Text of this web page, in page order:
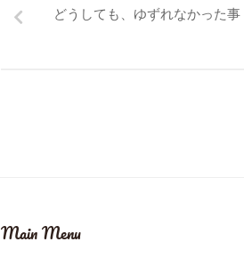
どうしても、ゆずれなかった事
Main Menu